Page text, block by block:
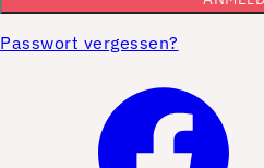
Passwort vergessen?